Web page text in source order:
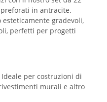
in antracite.
gradevoli,
perfetti per progetti
Ideale per costruzioni di
murali e altro